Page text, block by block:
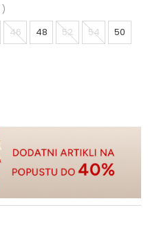
)
46 48 52 54 50